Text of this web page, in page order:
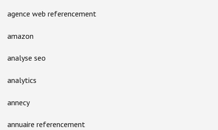
agence web referencement
amazon
analyse seo
analytics
annecy
annuaire referencement